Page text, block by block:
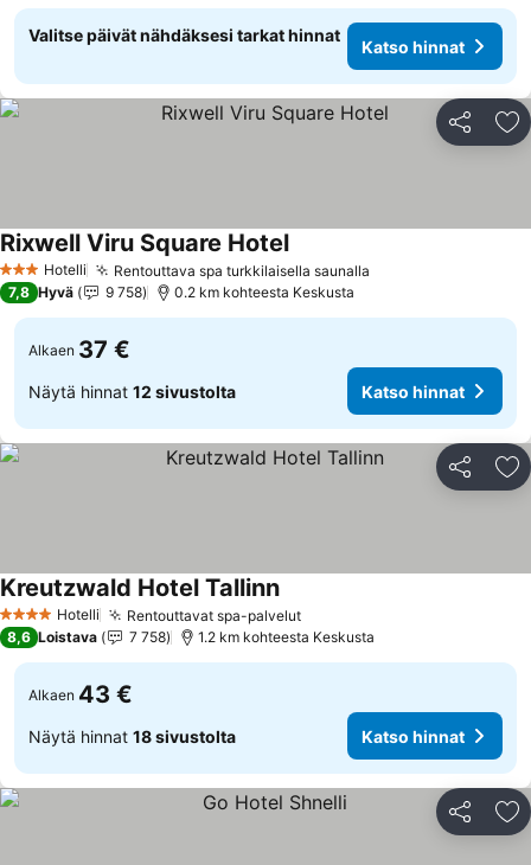
Valitse päivät nähdäksesi tarkat hinnat
Katso hinnat
Jaa
3 Tähtiluokitus
Hotelli Rentouttava spa turkkilaisella saunalla
Rixwell Viru Square HotelKatso hinnat
7,8 Hyvä 9 758 0.2 km kohteesta Keskusta
Alkaen 37 €
Näytä hinnat 12 sivustolta Katso hinnat
Jaa
4 Tähtiluokitus
Hotelli Rentouttavat spa-palvelutKatso hinnat
Kreutzwald Hotel TallinnKatso hinnat
8,6 Loistava 7 758 1.2 km kohteesta Keskusta
Alkaen 43 €
Näytä hinnat 18 sivustolta Katso hinnat
Jaa